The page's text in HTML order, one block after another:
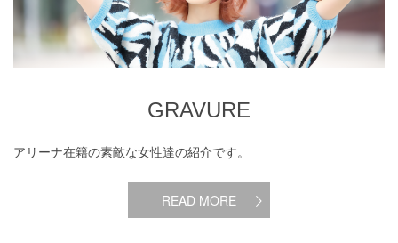
GRAVURE
アリーナ在籍の素敵な女性達の紹介です。
READ MORE